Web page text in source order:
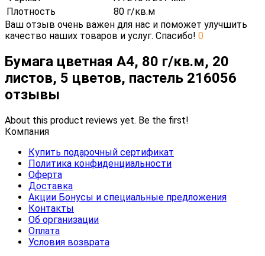
Плотность
80 г/кв.м
Ваш отзыв очень важен для нас и поможет улучшить
качество наших товаров и услуг. Спасибо! 0
Бумага цветная А4, 80 г/кв.м, 20
листов, 5 цветов, пастель 216056
отзывы
About this product reviews yet. Be the first!
Компания
Купить подарочный сертификат
Политика конфиденциальности
Оферта
Доставка
Акции Бонусы и специальные предложения
Контакты
Об организации
Оплата
Условия возврата